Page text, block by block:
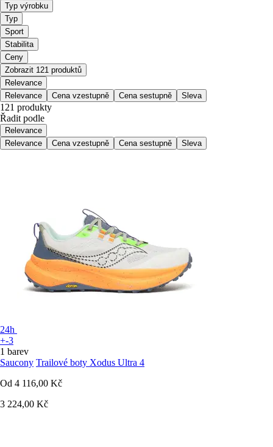
Typ výrobku
Typ
Sport
Stabilita
Ceny
Zobrazit 121 produktů
Relevance
Relevance
Cena vzestupně Cena sestupně Sleva
121 produkty
Řadit podle
Relevance
Relevance
Cena vzestupně Cena sestupně Sleva
24h
+-3
1 barev
Saucony Trailové boty Xodus Ultra 4
Od 4 116,00 Kč
3 224,00 Kč